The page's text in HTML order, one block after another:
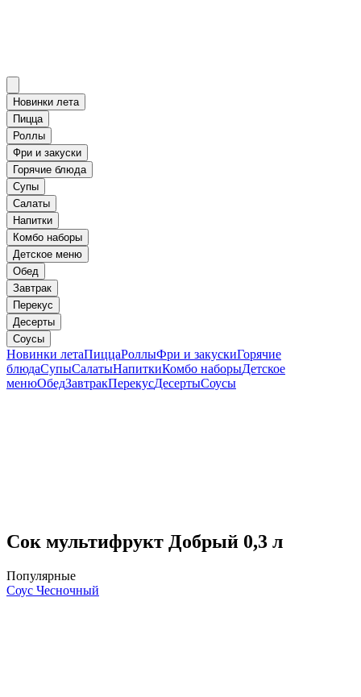
Новинки лета
Пицца
Роллы
Фри и закуски
Горячие блюда
Супы
Салаты
Напитки
Комбо наборы
Детское меню
Обед
Завтрак
Перекус
Десерты
Соусы
Новинки летаПиццаРоллыФри и закускиГорячие
блюдаСупыСалатыНапиткиКомбо наборыДетское
менюОбедЗавтракПерекусДесертыСоусы
Сок мультифрукт Добрый 0,3 л
Популярные
Соус Чесночный